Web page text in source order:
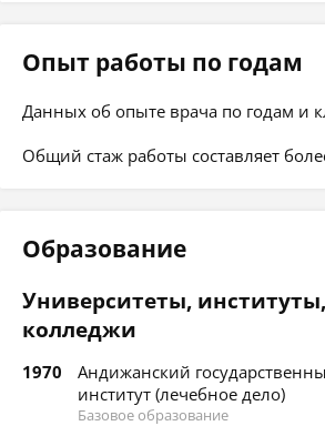
Опыт работы по годам
Данных об опыте врача по годам и
Общий стаж работы составляет
Образование
Университеты,
колледжи
1970
Андижанский
институт (лечебное дело)
Базовое образование